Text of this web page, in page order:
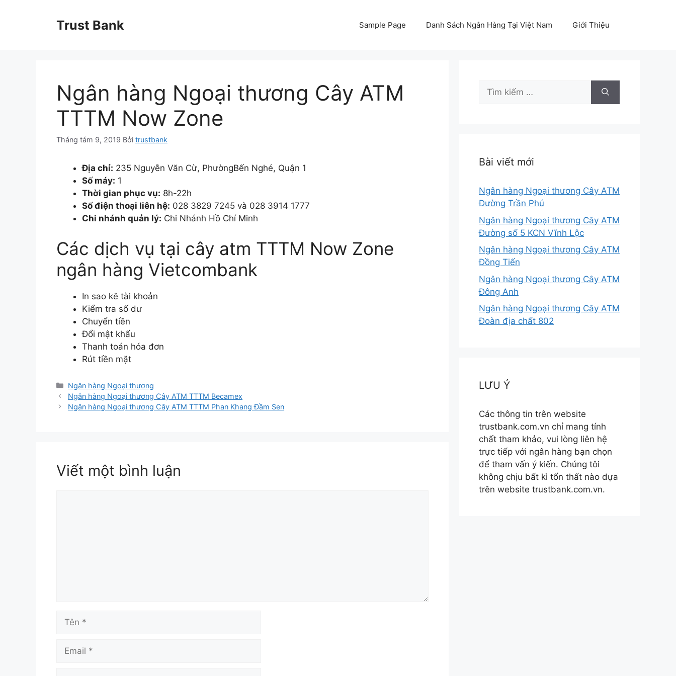
Trust Bank Sample Page Danh Sách Ngân Hàng Tại Việt Nam Giới Thiệu
Ngân hàng Ngoại thương Cây ATM
TTTM Now Zone
Tháng tám 9, 2019 Bởi trustbank
Địa chỉ: 235 Nguyễn Văn Cừ, PhườngBến Nghé, Quận 1
Số máy: 1
Thời gian phục vụ: 8h-22h
Số điện thoại liên hệ: 028 3829 7245 và 028 3914 1777
Chi nhánh quản lý: Chi Nhánh Hồ Chí Minh
Các dịch vụ tại cây atm TTTM Now Zone
ngân hàng Vietcombank
In sao kê tài khoản
Kiểm tra số dư
Chuyển tiền
Đổi mật khẩu
Thanh toán hóa đơn
Rút tiền mặt
Danh
mục
Ngân hàng Ngoại thương
Ngân hàng Ngoại thương Cây ATM TTTM Becamex
Ngân hàng Ngoại thương Cây ATM TTTM Phan Khang Đầm Sen
Viết một bình luận
Tìm
Bài viết mới
Ngân hàng Ngoại thương Cây ATM
Đường Trần Phú
Ngân hàng Ngoại thương Cây ATM
Đường số 5 KCN Vĩnh Lộc
Ngân hàng Ngoại thương Cây ATM
Đồng Tiến
Ngân hàng Ngoại thương Cây ATM
Đông Anh
Ngân hàng Ngoại thương Cây ATM
Đoàn địa chất 802
LƯU Ý
Các thông tin trên website
trustbank.com.vn chỉ mang tính
chất tham khảo, vui lòng liên hệ
trực tiếp với ngân hàng bạn chọn
để tham vấn ý kiến. Chúng tôi
không chịu bất kì tổn thất nào dựa
trên website trustbank.com.vn.